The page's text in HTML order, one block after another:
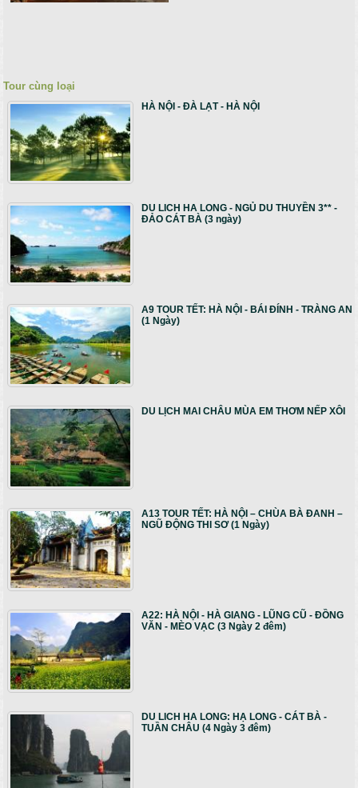
Tour cùng loại
HÀ NỘI - ĐÀ LẠT - HÀ NỘI
DU LICH HA LONG - NGỦ DU THUYỀN 3** -
ĐẢO CÁT BÀ (3 ngày)
A9 TOUR TẾT: HÀ NỘI - BÁI ĐÍNH - TRÀNG AN
(1 Ngày)
DU LỊCH MAI CHÂU MÙA EM THƠM NẾP XÔI
A13 TOUR TẾT: HÀ NỘI – CHÙA BÀ ĐANH –
NGŨ ĐỘNG THI SƠ (1 Ngày)
A22: HÀ NỘI - HÀ GIANG - LŨNG CŨ - ĐỒNG
VĂN - MÈO VẠC (3 Ngày 2 đêm)
DU LICH HA LONG: HẠ LONG - CÁT BÀ -
TUẦN CHÂU (4 Ngày 3 đêm)